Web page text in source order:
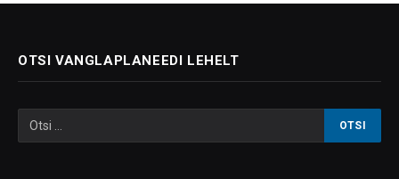
OTSI VANGLAPLANEEDI LEHELT